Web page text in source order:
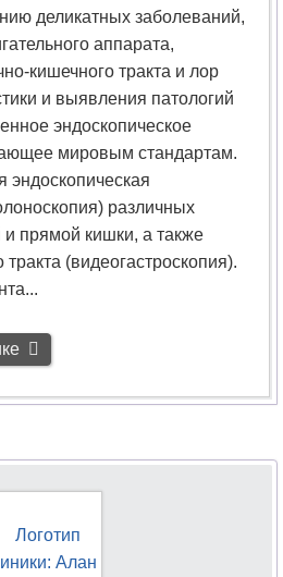
деликатных заболеваний,
аппарата,
кишечного тракта и лор
и выявления патологий
эндоскопическое
мировым стандартам.
эндоскопическая
различных
и прямой кишки, а также
(видеогастроскопия).